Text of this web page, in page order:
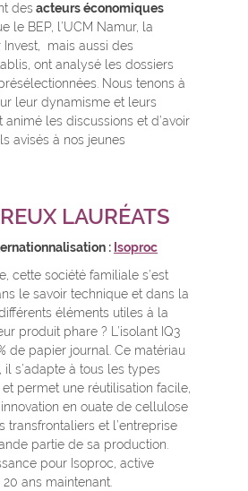
desacteurs économiques
le BEP, l’UCM Namur, la
Invest, mais aussi des
ont analysé les dossiers
Nous tenons à
leur dynamisme et leurs
animé les discussions et d’avoir
avisés à nos jeunes
LAURÉATS
: Isoproc
cette société familiale s’est
le savoir technique et dans la
éléments utiles à la
produit phare ? L’isolant IQ3
de papier journal. Ce matériau
s’adapte à tous les types
permet une réutilisation facile,
en ouate de cellulose
transfrontaliers et l’entreprise
partie de sa production.
pour Isoproc, active
ans maintenant.